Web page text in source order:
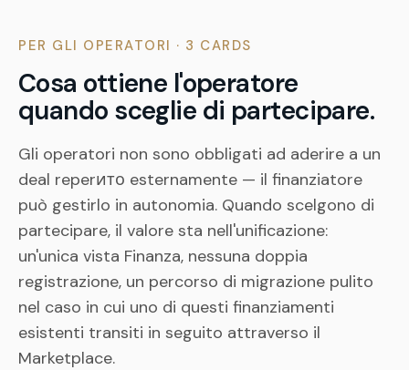
PER GLI OPERATORI · 3 CARDS
Cosa ottiene l'operatore
quando sceglie di partecipare.
Gli operatori non sono obbligati ad aderire a un
deal reperито esternamente — il finanziatore
può gestirlo in autonomia. Quando scelgono di
partecipare, il valore sta nell'unificazione:
un'unica vista Finanza, nessuna doppia
registrazione, un percorso di migrazione pulito
nel caso in cui uno di questi finanziamenti
esistenti transiti in seguito attraverso il
Marketplace.